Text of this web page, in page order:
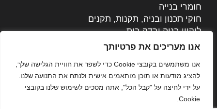
אנו מעריכים את פרטיותך
אנו משתמשים בקובצי Cookie כדי לשפר את חוויית הגלישה שלך,
להציג מודעות או תוכן מותאמים אישית ולנתח את התנועה שלנו.
על ידי לחיצה על "קבל הכל", אתה מסכים לשימוש שלנו בקובצי
Cookie.
חומרי בנייה
חוקי תכנון ובניה, תקנות, תקנים
ליקויי בניה ובדק בית
נדל"ן: זכויות, אגרות ועסקאות
עקרונות ניהול אחזקה מתקדמות
צילום אדריכלי
שיווק נדלן
שיטות בניה: מפרטים והמלצות